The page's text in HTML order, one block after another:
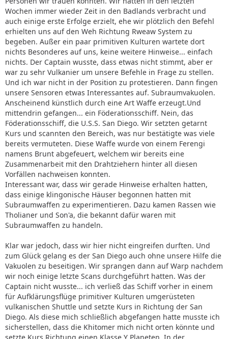
Wochen immer wieder Zeit in den Badlands verbracht und
auch einige erste Erfolge erzielt, ehe wir plötzlich den Befehl
erhielten uns auf den Weh Richtung Rweaw System zu
begeben. Außer ein paar primitiven Kulturen wartete dort
nichts Besonderes auf uns, keine weitere Hinweise... einfach
nichts. Der Captain wusste, dass etwas nicht stimmt, aber er
war zu sehr Vulkanier um unsere Befehle in Frage zu stellen.
Und ich war nicht in der Position zu protestieren. Dann fingen
unsere Sensoren etwas Interessantes auf. Subraumvakuolen.
Anscheinend künstlich durch eine Art Waffe erzeugt.Und
mittendrin gefangen... ein Föderationsschiff. Nein, das
Föderationsschiff, die U.S.S. San Diego. Wir setzten getarnt
Kurs und scannten den Bereich, was nur bestätigte was viele
bereits vermuteten. Diese Waffe wurde von einem Ferengi
namens Brunt abgefeuert, welchem wir bereits eine
Zusammenarbeit mit den Drahtziehern hinter all diesen
Vorfällen nachweisen konnten.
Interessant war, dass wir gerade Hinweise erhalten hatten,
dass einige klingonische Häuser begonnen hatten mit
Subraumwaffen zu experimentieren. Dazu kamen Rassen wie
Tholianer und Son'a, die bekannt dafür waren mit
Subraumwaffen zu handeln.
Klar war jedoch, dass wir hier nicht eingreifen durften. Und
zum Glück gelang es der San Diego auch ohne unsere Hilfe die
Vakuolen zu beseitigen. Wir sprangen dann auf Warp nachdem
wir noch einige letzte Scans durchgeführt hatten. Was der
Captain nicht wusste... ich verließ das Schiff vorher in einem
für Aufklärungsflüge primitiver Kulturen umgerüsteten
vulkanischen Shuttle und setzte Kurs in Richtung der San
Diego. Als diese mich schließlich abgefangen hatte musste ich
sicherstellen, dass die Khitomer mich nicht orten könnte und